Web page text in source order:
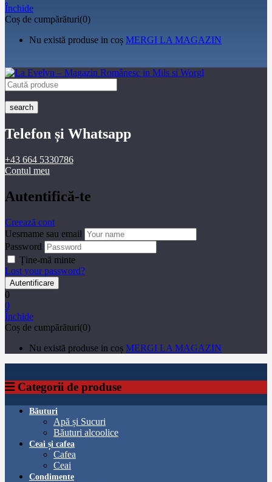
Închide
Coș de cumpărături(0)
Nu există produse in coș MERGI LA MAGAZIN
search
Telefon și Whatsapp
+43 664 5330786
Contul meu
Autentifică-te
Creează cont
Uesrname sau email
Password
Ține-mă minte
Lost your password?
0
0
Închide
Coș de cumpărături(0)
Nu există produse in coș MERGI LA MAGAZIN
Categorii de produse
Băuturi
Apă și Sucuri
Băuturi alcoolice
Ceai și cafea
Cafea
Ceai
Condimente